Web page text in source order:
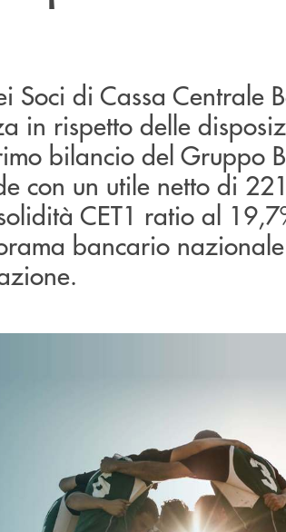
Soci di Cassa Centrale
in rispetto delle
bilancio del Gruppo
con un utile netto di
CET1 ratio al
bancario